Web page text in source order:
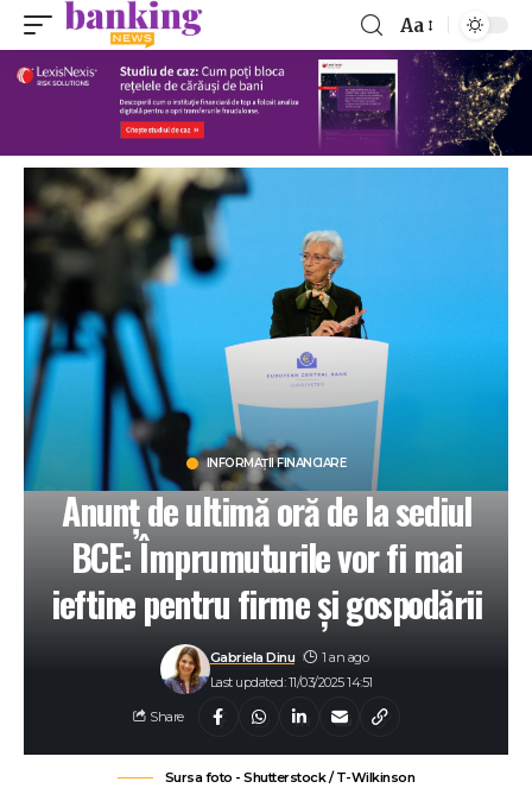
Aa
INFORMAȚII FINANCIARE
Anunț de ultimă oră de la sediul
BCE: Împrumuturile vor fi mai
ieftine pentru firme și gospodării
Last updated: 11/03/2025 14:51
Gabriela Dinu 1 an ago
Share
Sursa foto - Shutterstock / T-Wilkinson